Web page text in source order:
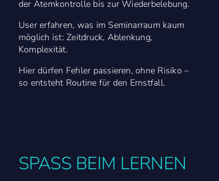
der Atemkontrolle bis zur Wiederbelebung.
User erfahren, was im Seminarraum kaum
möglich ist: Zeitdruck, Ablenkung,
Komplexität.
Hier dürfen Fehler passieren, ohne Risiko –
so entsteht Routine für den Ernstfall.
SPASS BEIM LERNEN